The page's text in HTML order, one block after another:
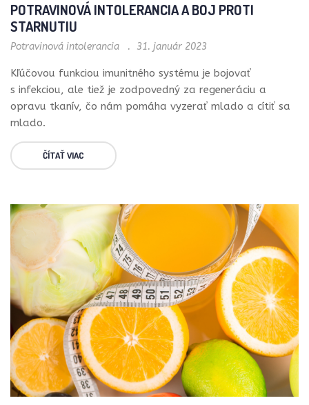
POTRAVINOVÁ INTOLERANCIA A BOJ PROTI
STARNUTIU
Potravinová intolerancia 31. január 2023
Kľúčovou funkciou imunitného systému je bojovať
s infekciou, ale tiež je zodpovedný za regeneráciu a
opravu tkanív, čo nám pomáha vyzerať mlado a cítiť sa
mlado.
ČÍTAŤ VIAC